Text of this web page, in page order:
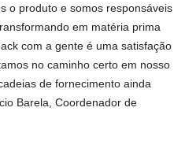
o produto e somos responsáveis
em matéria prima
com a gente é uma satisfação
no caminho certo em nosso
de fornecimento ainda
Barela, Coordenador de